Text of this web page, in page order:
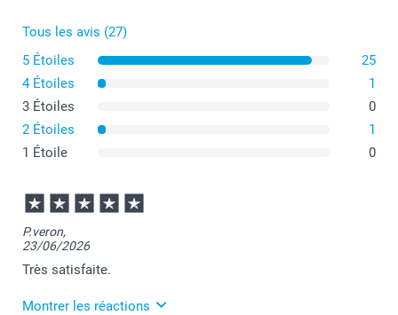
Tous les avis (27)
5 Étoiles
25
4 Étoiles
1
3 Étoiles
0
2 Étoiles
1
1 Étoile
0
P.veron,
23/06/2026
Très satisfaite.
Montrer les réactions